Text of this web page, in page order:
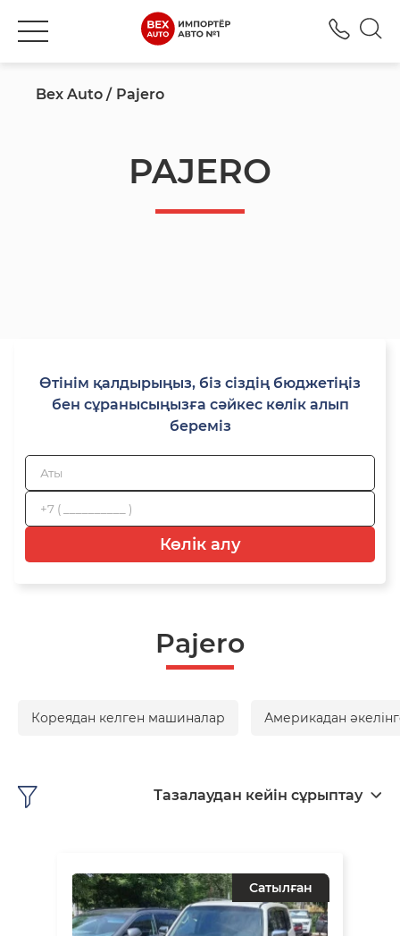
Bex Auto Pajero
PAJERO
Өтінім қалдырыңыз, біз сіздің бюджетіңіз
бен сұранысыңызға сәйкес көлік алып
береміз
Көлік алу
Pajero
Кореядан келген машиналар Америкадан
Тазалаудан кейін сұрыптау
Сатылған